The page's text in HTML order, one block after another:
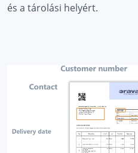
és a tárolási helyért.